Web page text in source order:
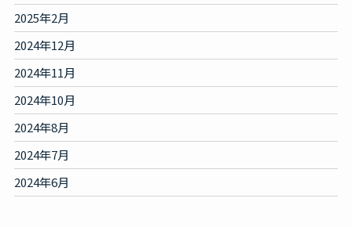
2025年2月
2024年12月
2024年11月
2024年10月
2024年8月
2024年7月
2024年6月